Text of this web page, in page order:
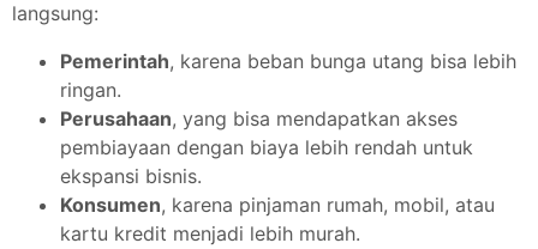
langsung:
Pemerintah, karena beban bunga utang bisa lebih
ringan.
Perusahaan, yang bisa mendapatkan akses
pembiayaan dengan biaya lebih rendah untuk
ekspansi bisnis.
Konsumen, karena pinjaman rumah, mobil, atau
kartu kredit menjadi lebih murah.